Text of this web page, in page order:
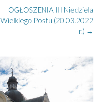
OGŁOSZENIA III Niedziela
Wielkiego Postu (20.03.2022
r.) →